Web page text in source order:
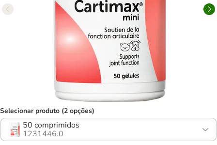
Selecionar produto (2 opções)
50 comprimidos
1231446.0